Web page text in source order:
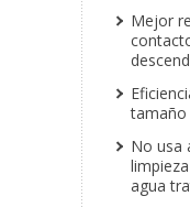
Mejor
tamaño
No usa
agua